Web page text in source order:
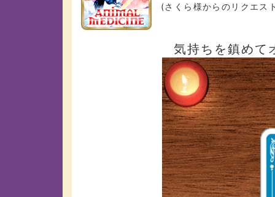
(さくら様からのリクエス
気持ちを鎮めて